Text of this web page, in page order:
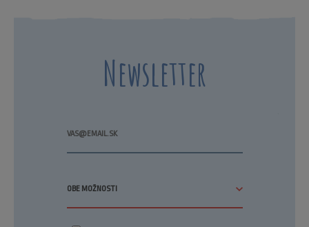
Newsletter